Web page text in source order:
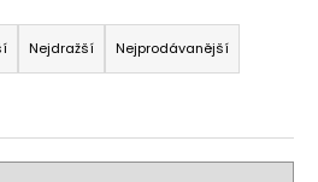
Nejdražší Nejprodávanější